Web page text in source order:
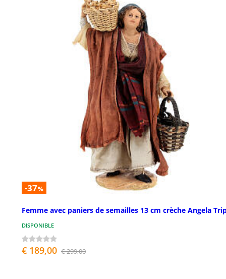
-37%
Femme avec paniers de semailles 13 cm crèche Angela
DISPONIBLE
€ 189,00 € 299,00